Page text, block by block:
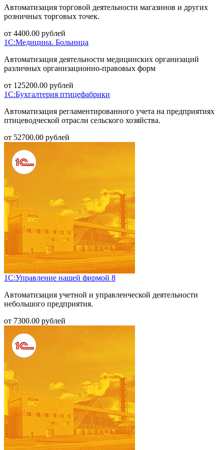
Автоматизация торговой деятельности магазинов и других
розничных торговых точек.
от 4400.00 рублей
1С:Медицина. Больница
Автоматизация деятельности медицинских организаций
различных организационно-правовых форм
от 125200.00 рублей
1С:Бухгалтерия птицефабрики
Автоматизация регламентированного учета на предприятиях
птицеводческой отрасли сельского хозяйства.
от 52700.00 рублей
1С:Управление нашей фирмой 8
Автоматизация учетной и управленческой деятельности
небольшого предприятия.
от 7300.00 рублей